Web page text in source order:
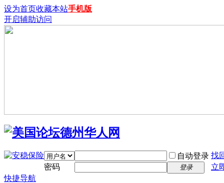
设为首页收藏本站手机版
开启辅助访问
自动登录 找
密码
登录
立
快捷导航